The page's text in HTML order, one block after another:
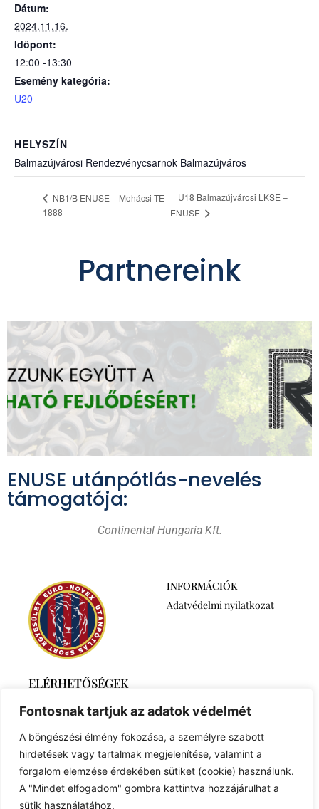
Fontosnak tartjuk az adatok védelmét
A böngészési élmény fokozása, a személyre szabott
hirdetések vagy tartalmak megjelenítése, valamint a
forgalom elemzése érdekében sütiket (cookie) használunk.
A "Mindet elfogadom" gombra kattintva hozzájárulhat a
sütik használatához.
Dátum:
2024.11.16.
Időpont:
12:00 -13:30
Esemény kategória:
U20
HELYSZÍN
Balmazújvárosi Rendezvénycsarnok Balmazújváros
NB1/B ENUSE – Mohácsi TE
1888
U18 Balmazújvárosi LKSE –
ENUSE
Partnereink
ENUSE utánpótlás-nevelés
támogatója:
Continental Hungaria Kft.
INFORMÁCIÓK
Adatvédelmi nyilatkozat
ELÉRHETŐSÉGEK
2768 Újszilvás,
Ábrahámtelek 511/A
+36 30 6259746
euronovexuse@gmail.com